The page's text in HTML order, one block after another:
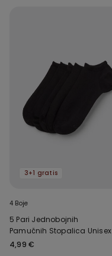
3+1 gratis
4 Boje
5 Pari Jednobojnih
Pamučnih Stopalica Unisex
4,99 €